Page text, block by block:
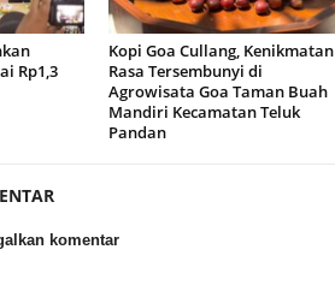
Rp1,3
Kopi Goa Cullang, Kenikmatan
Rasa Tersembunyi di
Agrowisata Goa Taman Buah
Mandiri Kecamatan Teluk
Pandan
komentar